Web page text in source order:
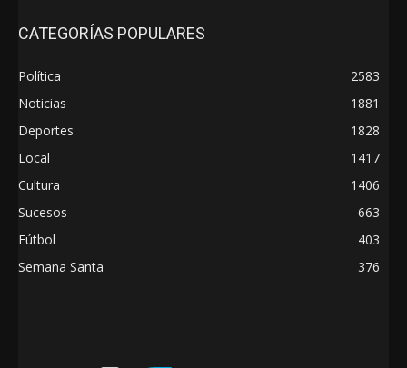
CATEGORÍAS POPULARES
Política
2583
Noticias
1881
Deportes
1828
Local
1417
Cultura
1406
Sucesos
663
Fútbol
403
Semana Santa
376